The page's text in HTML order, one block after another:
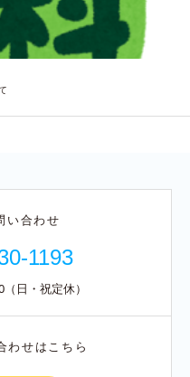
い合わせ
1193
日・祝定休）
わせはこちら